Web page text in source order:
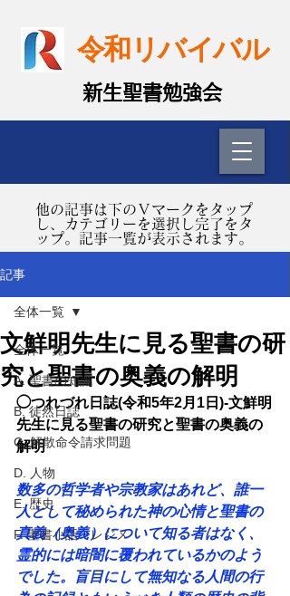
令和リバイバル
​新生聖書勉強会
​他の記事は下のＶマークをタップ
し、カテゴリーを選択し完了をタ
ップ。記事一覧が表示されます。
記事
全体一覧
A. 聖書の知識
B. 徒然日誌
C. 解散命令請求問題
D. 人物
E. 歴史
F. 聖書小話・レジメ
全体一覧
文鮮明先生に見る聖書の研
究と聖書の奥義の解明
◯つれづれ日誌(令和5年2月1日)-文鮮明
先生に見る聖書の研究と聖書の奥義の
解明
数多の哲学者や宗教家はあれど、誰一
人として秘められた神の心情と聖書の
真義（奥義）について知る者はなく、
霊的には暗闇に覆われているかのよう
でした。盲目にして無知なる人間の行